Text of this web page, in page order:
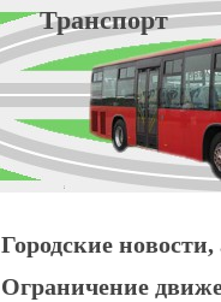
Городские
Ограничение